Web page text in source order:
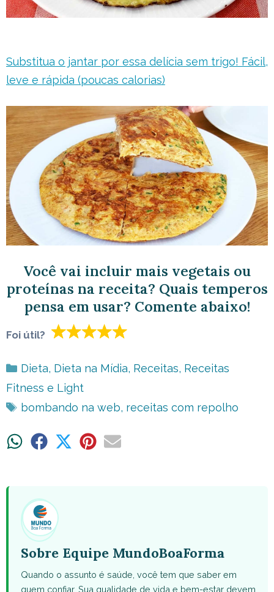
Substitua o jantar por essa delícia sem trigo! Fácil,
leve e rápida (poucas calorias)
Você vai incluir mais vegetais ou
proteínas na receita? Quais temperos
pensa em usar? Comente abaixo!
Foi útil?
Categorias
Dieta, Dieta na Mídia, Receitas, Receitas
Fitness e Light
Tags
bombando na web, receitas com repolho
ShareShare ShareShareShare
Sobre Equipe MundoBoaForma
Quando o assunto é saúde, você tem que saber em
quem confiar. Sua qualidade de vida e bem-estar devem